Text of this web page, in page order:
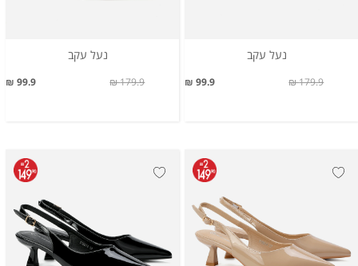
נעל עקב
99.9 ₪ 179.9 ₪
נעל עקב
99.9 ₪ 179.9 ₪